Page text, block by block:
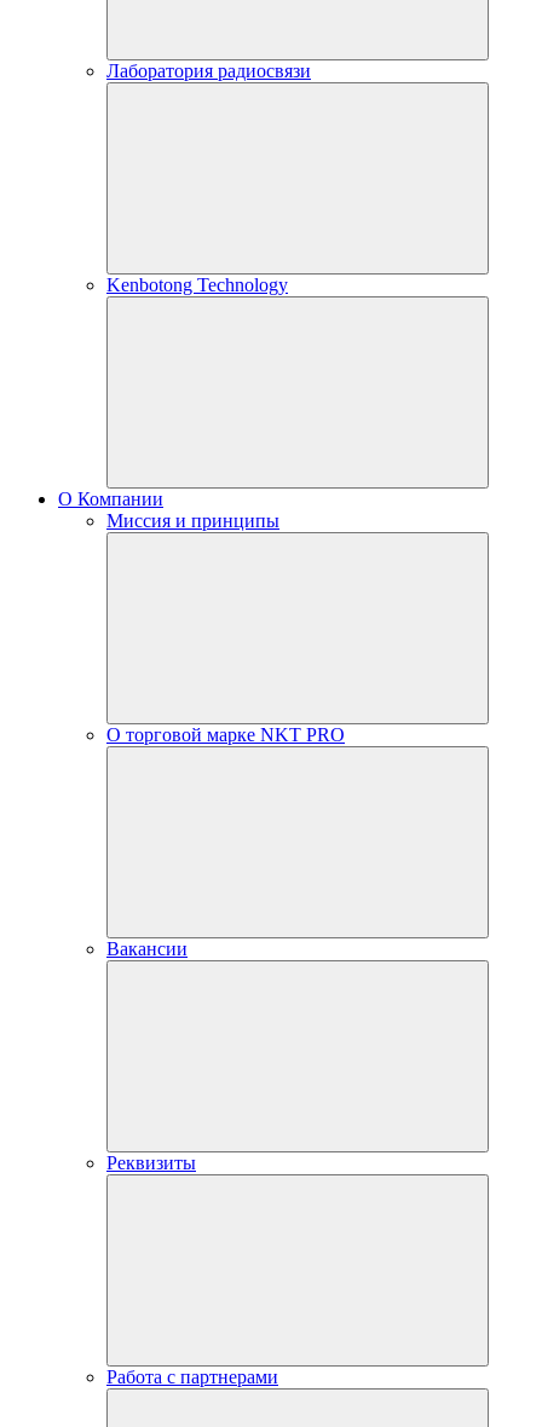
Лаборатория радиосвязи
Kenbotong Technology
О Компании
Миссия и принципы
О торговой марке NKT PRO
Вакансии
Реквизиты
Работа с партнерами